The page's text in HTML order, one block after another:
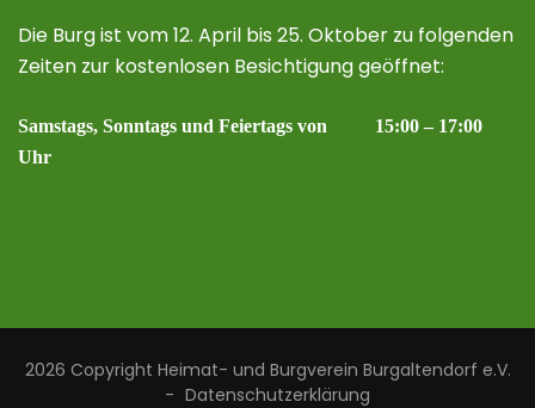
Die Burg ist vom 12. April bis 25. Oktober zu folgenden
Zeiten zur kostenlosen Besichtigung geöffnet:
Samstags, Sonntags und Feiertags von 15:00 – 17:00
Uhr
2026 Copyright Heimat- und Burgverein Burgaltendorf e.V.
- Datenschutzerklärung